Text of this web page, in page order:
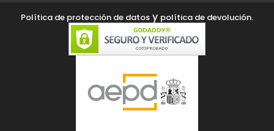
Política de protección de datos y política de devolución.